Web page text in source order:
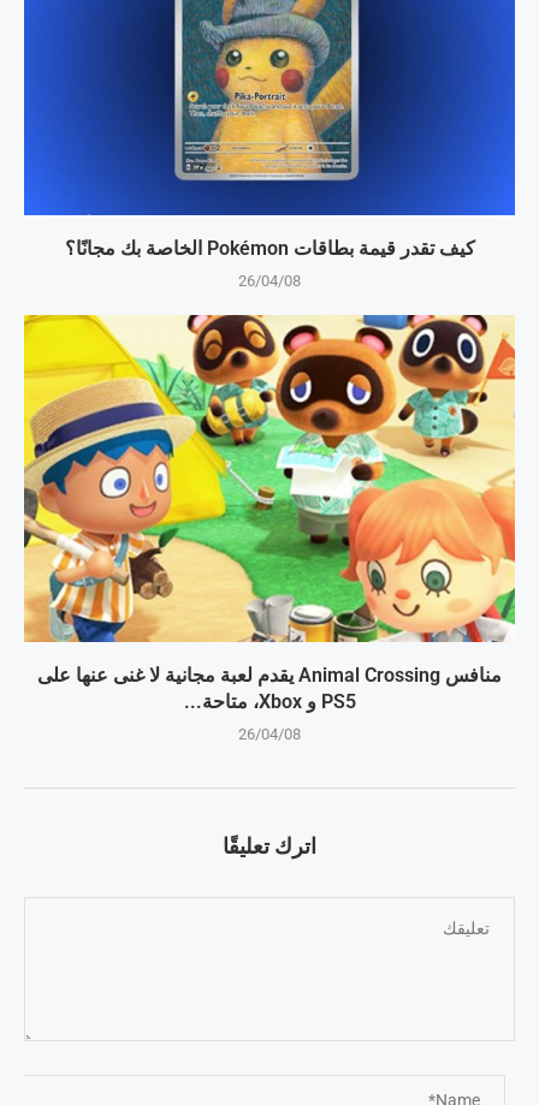
كيف تقدر قيمة بطاقات Pokémon الخاصة بك مجانًا؟
26/04/08
منافس Animal Crossing يقدم لعبة مجانية لا غنى عنها على
PS5 و Xbox، متاحة...
26/04/08
اترك تعليقًا